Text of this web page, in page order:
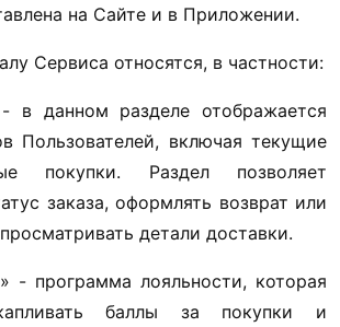
на Сайте и в Приложении.
Сервиса относятся, в частности:
в данном разделе отображается
Пользователей, включая текущие
покупки. Раздел позволяет
заказа, оформлять возврат или
детали доставки.
- программа лояльности, которая
баллы за покупки и